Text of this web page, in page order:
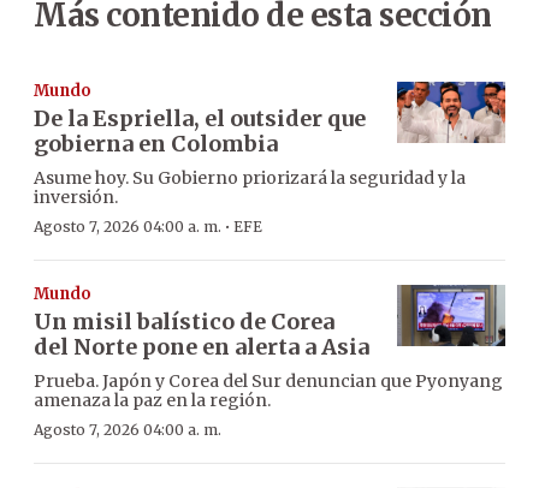
Más contenido de esta sección
Mundo
De la Espriella, el outsider que
gobierna en Colombia
Asume hoy. Su Gobierno priorizará la seguridad y la
inversión.
Agosto 7, 2026 04:00 a. m. · EFE
Mundo
Un misil balístico de Corea
del Norte pone en alerta a Asia
Prueba. Japón y Corea del Sur denuncian que Pyonyang
amenaza la paz en la región.
Agosto 7, 2026 04:00 a. m.